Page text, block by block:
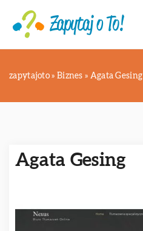
zapytajoto » Biznes » Agata Gesing
Agata Gesing